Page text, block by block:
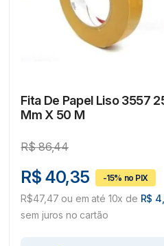
Fita De Papel Liso 3557
Mm X 50 M
R$86,44
R$ 40,35
R$47,47 ou em até 10x de R$
sem juros no cartão